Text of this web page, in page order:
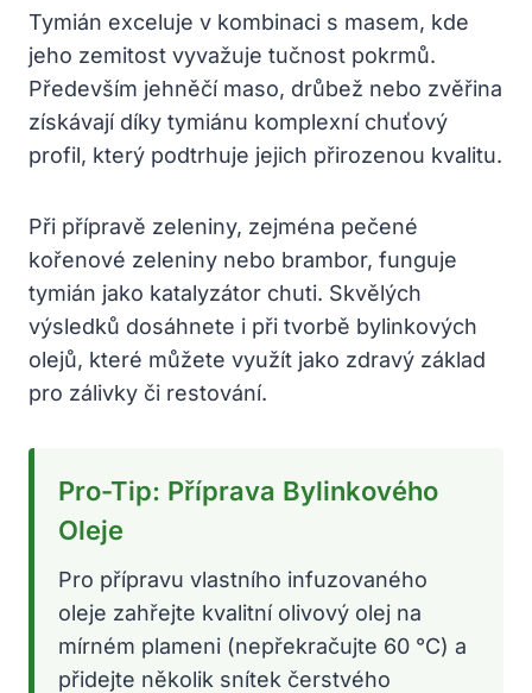
Tymián exceluje v kombinaci s masem, kde
jeho zemitost vyvažuje tučnost pokrmů.
Především jehněčí maso, drůbež nebo zvěřina
získávají díky tymiánu komplexní chuťový
profil, který podtrhuje jejich přirozenou kvalitu.
Při přípravě zeleniny, zejména pečené
kořenové zeleniny nebo brambor, funguje
tymián jako katalyzátor chuti. Skvělých
výsledků dosáhnete i při tvorbě bylinkových
olejů, které můžete využít jako zdravý základ
pro zálivky či restování.
Pro-Tip: Příprava Bylinkového
Oleje
Pro přípravu vlastního infuzovaného
oleje zahřejte kvalitní olivový olej na
mírném plameni (nepřekračujte 60 °C) a
přidejte několik snítek čerstvého